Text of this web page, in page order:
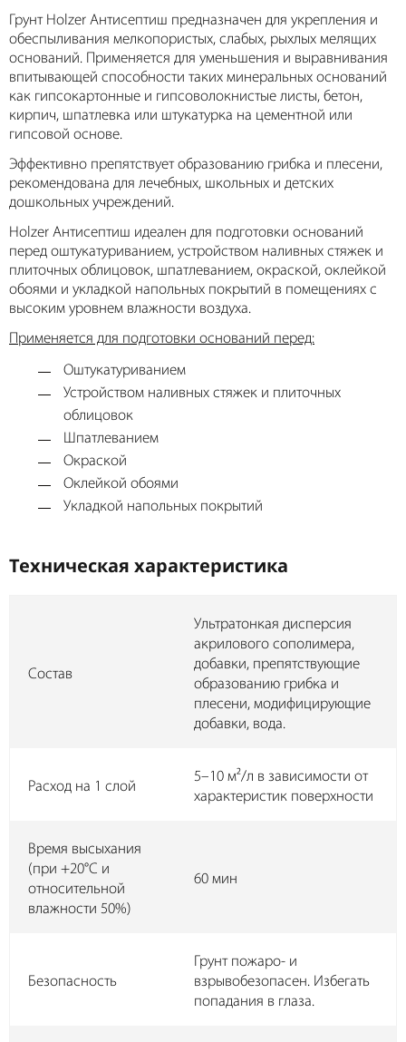
Грунт Holzer Антисептиш предназначен для укрепления и
обеспыливания мелкопористых, слабых, рыхлых мелящих
оснований. Применяется для уменьшения и выравнивания
впитывающей способности таких минеральных оснований
как гипсокартонные и гипсоволокнистые листы, бетон,
кирпич, шпатлевка или штукатурка на цементной или
гипсовой основе.
Эффективно препятствует образованию грибка и плесени,
рекомендована для лечебных, школьных и детских
дошкольных учреждений.
Holzer Антисептиш идеален для подготовки оснований
перед оштукатуриванием, устройством наливных стяжек и
плиточных облицовок, шпатлеванием, окраской, оклейкой
обоями и укладкой напольных покрытий в помещениях с
высоким уровнем влажности воздуха.
Применяется для подготовки оснований перед:
Оштукатуриванием
Устройством наливных стяжек и плиточных
облицовок
Шпатлеванием
Окраской
Оклейкой обоями
Укладкой напольных покрытий
Техническая характеристика
Состав
Ультратонкая дисперсия
акрилового сополимера,
добавки, препятствующие
образованию грибка и
плесени, модифицирующие
добавки, вода.
Расход на 1 слой
5–10 м²/л в зависимости от
характеристик поверхности
Время высыхания
(при +20°С и
относительной
влажности 50%)
60 мин
Безопасность
Грунт пожаро- и
взрывобезопасен. Избегать
попадания в глаза.